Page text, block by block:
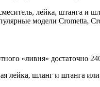
лейка, штанга и
модели Crometta,
«ливня» достаточно
лейка, шланг и штанга или